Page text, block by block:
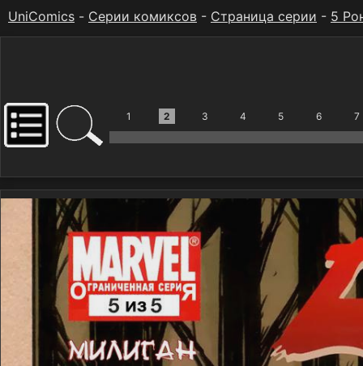
UniComics - Серии комиксов - Страница серии - 5
1 2 3 4 5 6 7